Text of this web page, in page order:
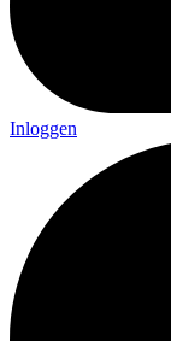
Inloggen